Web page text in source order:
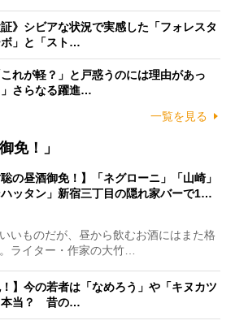
証》シビアな状況で実感した「フォレスタ
」と「スト…
れが軽？」と戸惑うのには理由があっ
さらなる躍進…
一覧を見る
免！」
聡の昼酒御免！】「ネグローニ」「山崎」
ハッタン」新宿三丁目の隠れ家バーで1…
いものだが、昼から飲むお酒にはまた格
ライター・作家の大竹…
！】今の若者は「なめろう」や「キヌカツ
本当？ 昔の…